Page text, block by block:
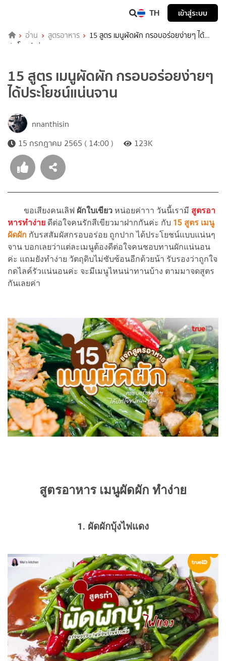
TH เข้าสู่ระบบ
อ่าน สูตรอาหาร
15 สูตร เมนูผัดผัก กรอบอร่อยง่ายๆ ได้
ประโยชน์แน่นจาน
15 สูตร เมนูผัดผัก กรอบอร่อยง่ายๆ
ได้ประโยชน์แน่นจาน
nnanthisin
15 กรกฎาคม 2565 ( 14:00 )
123K
ขอเสียงคนเลิฟ ผักใบเขียว หน่อยค่าาา วันนี้เรามี สูตรอา
หารทำง่าย ดีต่อใจคนรักสีเขียวมาฝากกันค่ะ กับ 15 สูตร เมนู
ผัดผัก กับรสสัมผัสกรอบอร่อย ถูกปาก ได้ประโยชน์แบบแน่นๆ
จาน บอกเลยว่าแต่ละเมนูต้องดีต่อใจคนชอบทานผักแน่นอน
ค่ะ แถมยังทำง่าย วัตถุดิบไม่ซับซ้อนอีกด้วยน้า รับรองว่าถูกใจ
กดไลค์รัวแน่นอนค่ะ จะมีเมนูไหนน่าทานบ้าง ตามมาจดสูตร
กันเลยค่า
สูตรอาหาร เมนูผัดผัก ทำง่าย
1. ผัดผักบุ้งไฟแดง